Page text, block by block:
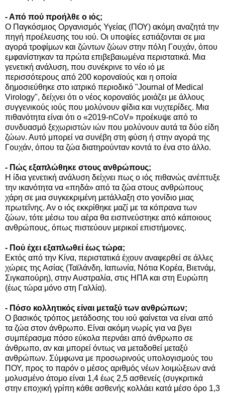
- Από πού προήλθε ο ιός;
Ο Παγκόσμιος Οργανισμός Υγείας (ΠΟΥ) ακόμη αναζητά την
πηγή προέλευσης του ιού. Οι υποψίες εστιάζονται σε μια
αγορά τροφίμων και ζώντων ζώων στην πόλη Γουχάν, όπου
εμφανίστηκαν τα πρώτα επιβεβαιωμένα περιστατικά. Μια
γενετική ανάλυση, που συνέκρινε το νέο ιό με
περισσότερους από 200 κοροναϊούς και η οποία
δημοσιεύθηκε στο ιατρικό περιοδικό "Journal of Medical
Virology", δείχνει ότι ο νέος κοροναϊός μοιάζει με άλλους
συγγενικούς ιούς που μολύνουν φίδια και νυχτερίδες. Μια
πιθανότητα είναι ότι ο «2019-nCoV» προέκυψε από το
συνδυασμό ξεχωριστών ιών που μολύνουν αυτά τα δύο είδη
ζώων. Αυτό μπορεί να συνέβη στη φύση ή στην αγορά της
Γουχάν, όπου τα ζώα διατηρούνταν κοντά το ένα στο άλλο.
- Πώς εξαπλώθηκε στους ανθρώπους;
Η ίδια γενετική ανάλυση δείχνει πως ο ιός πιθανώς ανέπτυξε
την ικανότητα να «πηδά» από τα ζώα στους ανθρώπους
χάρη σε μια συγκεκριμένη μετάλλαξη στο γονίδιο μιας
πρωτεΐνης. Αν ο ιός εκκρίθηκε μαζί με τα κόπρανα των
ζώων, τότε μέσω του αέρα θα εισπνεύστηκε από κάποιους
ανθρώπους, όπως πιστεύουν μερικοί επιστήμονες.
- Πού έχει εξαπλωθεί έως τώρα;
Εκτός από την Κίνα, περιστατικά έχουν αναφερθεί σε άλλες
χώρες της Ασίας (Ταϊλάνδη, Ιαπωνία, Νότια Κορέα, Βιετνάμ,
Σιγκαπούρη), στην Αυστραλία, στις ΗΠΑ και στη Ευρώπη
(έως τώρα μόνο στη Γαλλία).
- Πόσο κολλητικός είναι μεταξύ των ανθρώπων;
Ο βασικός τρόπος μετάδοσης του ιού φαίνεται να είναι από
τα ζώα στον άνθρωπο. Είναι ακόμη νωρίς για να βγει
συμπέρασμα πόσο εύκολα περνάει από άνθρωπο σε
άνθρωπο, αν και μπορεί όντως να μεταδοθεί μεταξύ
ανθρώπων. Σύμφωνα με προσωρινούς υπολογισμούς του
ΠΟΥ, προς το παρόν ο μέσος αριθμός νέων λοιμώξεων ανά
μολυσμένο άτομο είναι 1,4 έως 2,5 ασθενείς (συγκριτικά
στην εποχική γρίπη κάθε ασθενής κολλάει κατά μέσο όρο 1,3